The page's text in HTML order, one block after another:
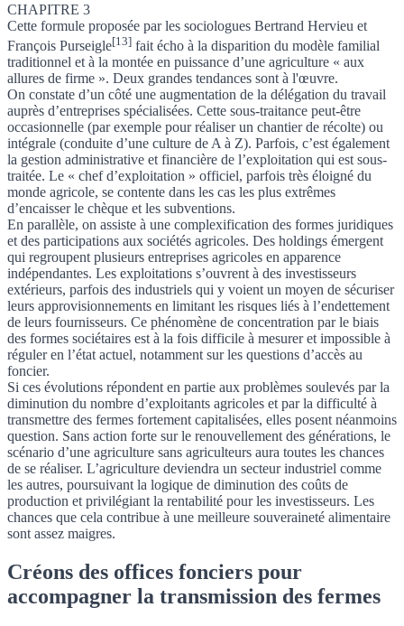
CHAPITRE 3
Cette formule proposée par les sociologues Bertrand Hervieu et
François Purseigle[13] fait écho à la disparition du modèle familial
traditionnel et à la montée en puissance d’une agriculture « aux
allures de firme ». Deux grandes tendances sont à l'œuvre.
On constate d’un côté une augmentation de la délégation du travail
auprès d’entreprises spécialisées. Cette sous-traitance peut-être
occasionnelle (par exemple pour réaliser un chantier de récolte) ou
intégrale (conduite d’une culture de A à Z). Parfois, c’est également
la gestion administrative et financière de l’exploitation qui est sous-
traitée. Le « chef d’exploitation » officiel, parfois très éloigné du
monde agricole, se contente dans les cas les plus extrêmes
d’encaisser le chèque et les subventions.
En parallèle, on assiste à une complexification des formes juridiques
et des participations aux sociétés agricoles. Des holdings émergent
qui regroupent plusieurs entreprises agricoles en apparence
indépendantes. Les exploitations s’ouvrent à des investisseurs
extérieurs, parfois des industriels qui y voient un moyen de sécuriser
leurs approvisionnements en limitant les risques liés à l’endettement
de leurs fournisseurs. Ce phénomène de concentration par le biais
des formes sociétaires est à la fois difficile à mesurer et impossible à
réguler en l’état actuel, notamment sur les questions d’accès au
foncier.
Si ces évolutions répondent en partie aux problèmes soulevés par la
diminution du nombre d’exploitants agricoles et par la difficulté à
transmettre des fermes fortement capitalisées, elles posent néanmoins
question. Sans action forte sur le renouvellement des générations, le
scénario d’une agriculture sans agriculteurs aura toutes les chances
de se réaliser. L’agriculture deviendra un secteur industriel comme
les autres, poursuivant la logique de diminution des coûts de
production et privilégiant la rentabilité pour les investisseurs. Les
chances que cela contribue à une meilleure souveraineté alimentaire
sont assez maigres.
Créons des offices fonciers pour
accompagner la transmission des fermes